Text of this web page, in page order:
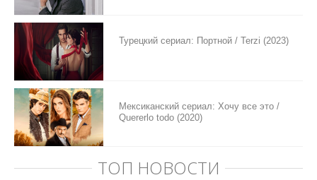
Турецкий сериал: Портной / Terzi (2023)
Мексиканский сериал: Хочу все это /
Quererlo todo (2020)
ТОП НОВОСТИ